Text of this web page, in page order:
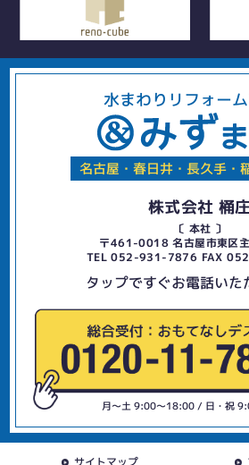
水まわりリフォー
名古屋・春日井・長久手・
株式会社 桶庄
〔 本社 〕
〒461-0018 名古屋市東区
TEL 052-931-7876 FAX
タップですぐお電話いた
月〜土 9:00〜18:00 / 日・祝
サイトマップ